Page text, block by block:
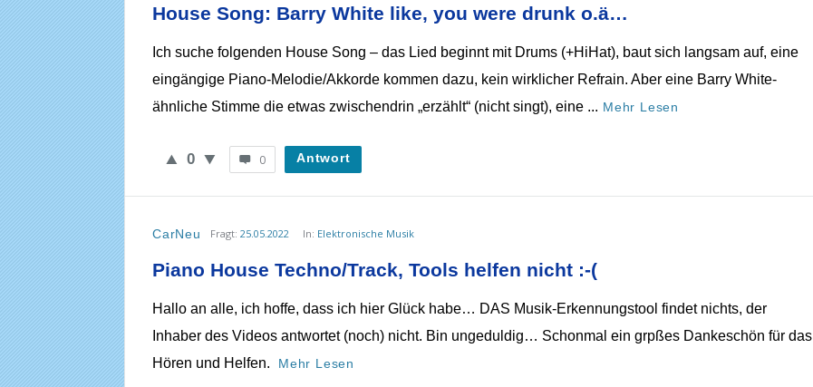
House Song: Barry White like, you were drunk o.ä…
Ich suche folgenden House Song – das Lied beginnt mit Drums (+HiHat), baut sich langsam auf, eine
eingängige Piano-Melodie/Akkorde kommen dazu, kein wirklicher Refrain. Aber eine Barry White-
ähnliche Stimme die etwas zwischendrin „erzählt“ (nicht singt), eine ... Mehr Lesen
0 0 Antwort
CarNeu Fragt: 25.05.2022 In: Elektronische Musik
Piano House Techno/Track, Tools helfen nicht :-(
Hallo an alle, ich hoffe, dass ich hier Glück habe… DAS Musik-Erkennungstool findet nichts, der
Inhaber des Videos antwortet (noch) nicht. Bin ungeduldig… Schonmal ein grpßes Dankeschön für das
Hören und Helfen.
Mehr Lesen